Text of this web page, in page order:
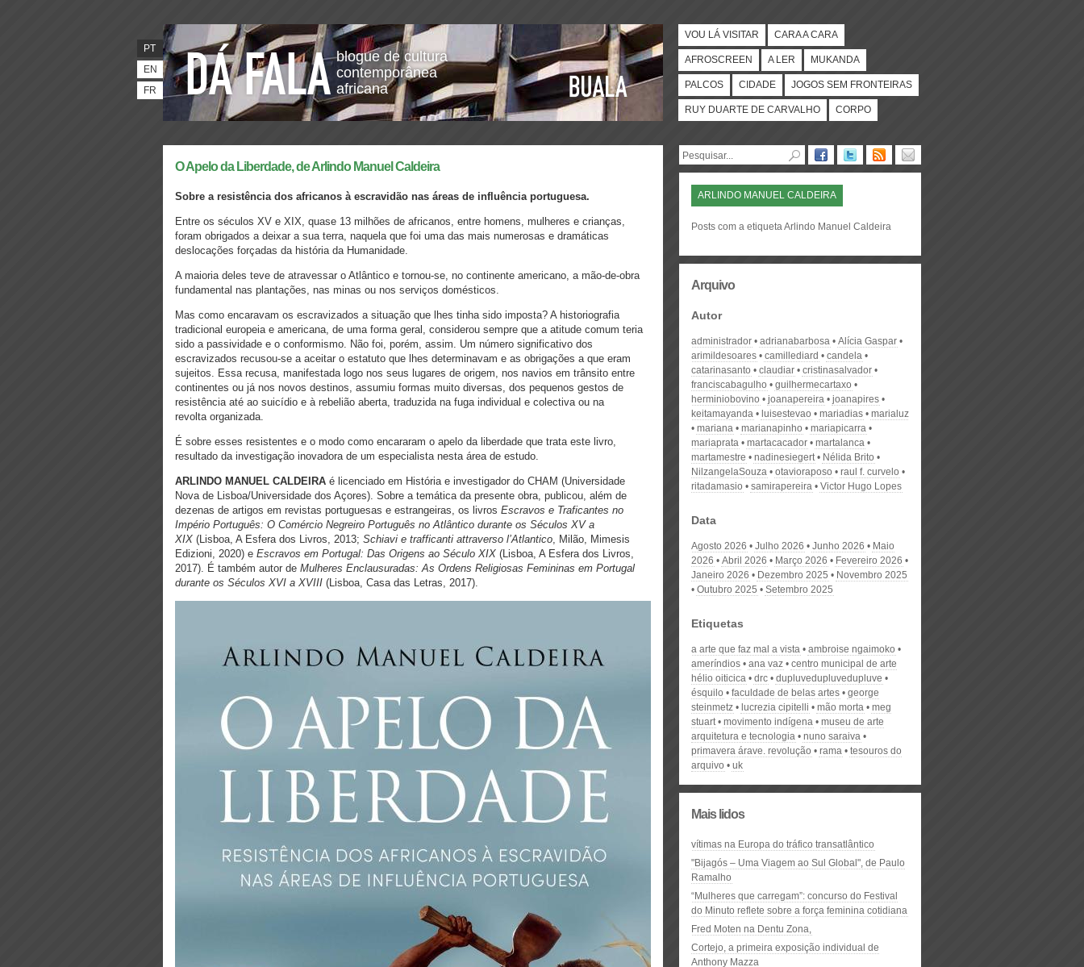
blogue de cultura
contemporânea
africana
PT
EN
FR
VOU LÁ VISITAR CARA A CARA
AFROSCREEN A LER MUKANDA
PALCOS CIDADE JOGOS SEM FRONTEIRAS
RUY DUARTE DE CARVALHO CORPO
O Apelo da Liberdade, de Arlindo Manuel Caldeira
Sobre a resistência dos africanos à escravidão nas áreas de influência portuguesa.
Entre os séculos XV e XIX, quase 13 milhões de africanos, entre homens, mulheres e crianças,
foram obrigados a deixar a sua terra, naquela que foi uma das mais numerosas e dramáticas
deslocações forçadas da história da Humanidade.
A maioria deles teve de atravessar o Atlântico e tornou-se, no continente americano, a mão-de-obra
fundamental nas plantações, nas minas ou nos serviços domésticos.
Mas como encaravam os escravizados a situação que lhes tinha sido imposta? A historiografia
tradicional europeia e americana, de uma forma geral, considerou sempre que a atitude comum teria
sido a passividade e o conformismo. Não foi, porém, assim. Um número significativo dos
escravizados recusou-se a aceitar o estatuto que lhes determinavam e as obrigações a que eram
sujeitos. Essa recusa, manifestada logo nos seus lugares de origem, nos navios em trânsito entre
continentes ou já nos novos destinos, assumiu formas muito diversas, dos pequenos gestos de
resistência até ao suicídio e à rebelião aberta, traduzida na fuga individual e colectiva ou na
revolta organizada.
É sobre esses resistentes e o modo como encararam o apelo da liberdade que trata este livro,
resultado da investigação inovadora de um especialista nesta área de estudo.
ARLINDO MANUEL CALDEIRA é licenciado em História e investigador do CHAM (Universidade
Nova de Lisboa/Universidade dos Açores). Sobre a temática da presente obra, publicou, além de
dezenas de artigos em revistas portuguesas e estrangeiras, os livros Escravos e Traficantes no
Império Português: O Comércio Negreiro Português no Atlântico durante os Séculos XV a
XIX (Lisboa, A Esfera dos Livros, 2013; Schiavi e trafficanti attraverso l’Atlantico, Milão, Mimesis
Edizioni, 2020) e Escravos em Portugal: Das Origens ao Século XIX (Lisboa, A Esfera dos Livros,
2017). É também autor de Mulheres Enclausuradas: As Ordens Religiosas Femininas em Portugal
durante os Séculos XVI a XVIII (Lisboa, Casa das Letras, 2017).
ARLINDO MANUEL CALDEIRA
Posts com a etiqueta Arlindo Manuel Caldeira
Arquivo
Autor
administrador adrianabarbosa
Alícia Gaspar
arimildesoares
camillediard
candela
catarinasanto
claudiar
cristinasalvador
franciscabagulho
guilhermecartaxo
herminiobovino
joanapereira
joanapires
keitamayanda
luisestevao mariadias
marialuz
mariana
marianapinho
mariapicarra
mariaprata
martacacador
martalanca
martamestre
nadinesiegert
Nélida Brito
NilzangelaSouza
otavioraposo
raul f. curvelo
ritadamasio
samirapereira Victor Hugo Lopes
Data
Agosto 2026 Julho 2026 Junho 2026
Maio
2026
Abril 2026 Março 2026
Fevereiro 2026
Janeiro 2026
Dezembro 2025
Novembro 2025
Outubro 2025
Setembro 2025
Etiquetas
a arte que faz mal a vista
ambroise ngaimoko
ameríndios
ana vaz
centro municipal de arte
hélio oiticica
drc
dupluvedupluvedupluve
ésquilo
faculdade de belas artes
george
steinmetz
lucrezia cipitelli mão morta
meg
stuart
movimento indígena
museu de arte
arquitetura e tecnologia
nuno saraiva
primavera árave. revolução
rama
tesouros do
arquivo
uk
Mais lidos
vítimas na Europa do tráfico transatlântico
"Bijagós – Uma Viagem ao Sul Global", de Paulo
Ramalho
“Mulheres que carregam”: concurso do Festival
do Minuto reflete sobre a força feminina cotidiana
Fred Moten na Dentu Zona,
Cortejo, a primeira exposição individual de
Anthony Mazza